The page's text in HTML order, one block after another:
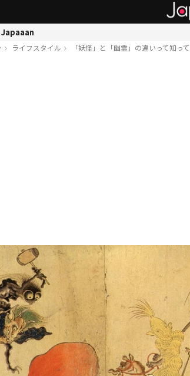
Japaaan
ライフスタイル 「妖怪」と「幽霊」の違いって知